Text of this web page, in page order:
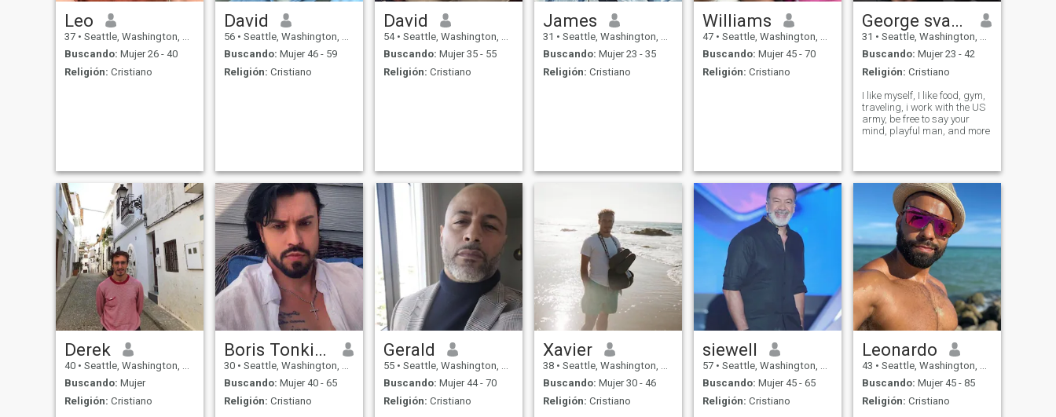
Leo
37 • Seattle, Washington, Estados Unidos
Buscando: Mujer 26 - 40
Religión: Cristiano
David
56 • Seattle, Washington, Estados Unidos
Buscando: Mujer 46 - 59
Religión: Cristiano
David
54 • Seattle, Washington, Estados Unidos
Buscando: Mujer 35 - 55
Religión: Cristiano
James
31 • Seattle, Washington, Estados Unidos
Buscando: Mujer 23 - 35
Religión: Cristiano
Williams
47 • Seattle, Washington, Estados Unidos
Buscando: Mujer 45 - 70
Religión: Cristiano
George svanhilda Hilton
31 • Seattle, Washington, Estados Unidos
Buscando: Mujer 23 - 42
Religión: Cristiano
I like myself, I like food, gym,
traveling, i work with the US
army, be free to say your
mind, playful man, and more
Derek
40 • Seattle, Washington, Estados Unidos
Buscando: Mujer
Religión: Cristiano
Boris Tonkikh
30 • Seattle, Washington, Estados Unidos
Buscando: Mujer 40 - 65
Religión: Cristiano
Gerald
55 • Seattle, Washington, Estados Unidos
Buscando: Mujer 44 - 70
Religión: Cristiano
Xavier
38 • Seattle, Washington, Estados Unidos
Buscando: Mujer 30 - 46
Religión: Cristiano
siewell
57 • Seattle, Washington, Estados Unidos
Buscando: Mujer 45 - 65
Religión: Cristiano
Leonardo
43 • Seattle, Washington, Estados Unidos
Buscando: Mujer 45 - 85
Religión: Cristiano